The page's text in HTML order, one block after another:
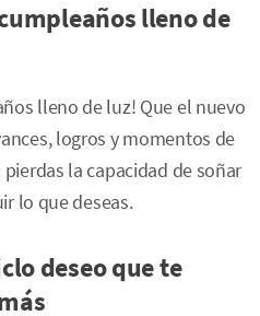
lleno de
lleno de luz! Que el nuevo
logros y momentos de
la capacidad de soñar
lo que deseas.
deseo que te